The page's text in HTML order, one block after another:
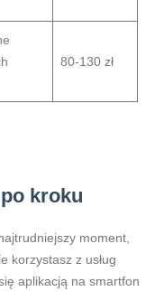
80-130 zł
kroku
moment,
korzystasz z usług
aplikacją na smartfon